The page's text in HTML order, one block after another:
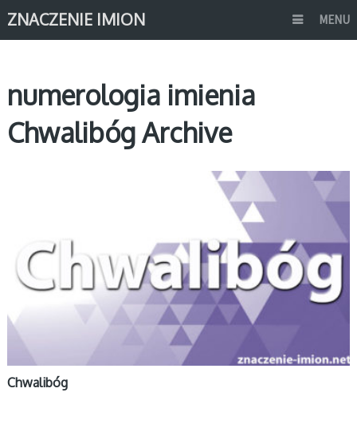
ZNACZENIE IMION MENU
numerologia imienia
Chwalibóg Archive
Chwalibóg